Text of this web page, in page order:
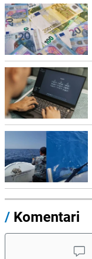
/ Komentari